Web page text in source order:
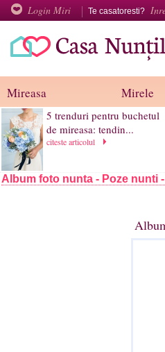
Login Miri Te casatoresti?
Mireasa Mirele
5 trenduri pentru buchetul
de mireasa: tendin...
citeste articolul
Album foto nunta - Poze nunti